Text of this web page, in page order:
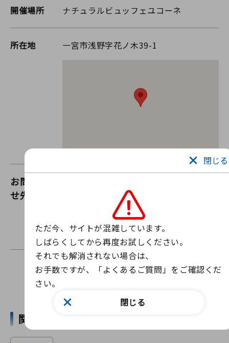
開催場所 ナチュラルビュッフェユコーネ
所在地 一宮市浅野字花ノ木39-1
お問い合わ
せ先
ウェブサイトからお問い合わせ
お問い合わせフォーム
お問い合わせは上記のフォームからお願いします。
関連ワード
閉じる
ただ今、サイトが混雑しています。
しばらくしてから再度お試しください。
それでも解消されない場合は、
お手数ですが、「よくあるご質問」をご確認くだ
さい。
閉じる